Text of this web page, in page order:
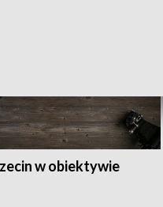
w obiektywie